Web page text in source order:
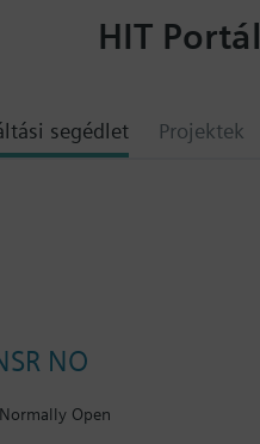
segédlet Projektek
HIT Portál
NO
Open